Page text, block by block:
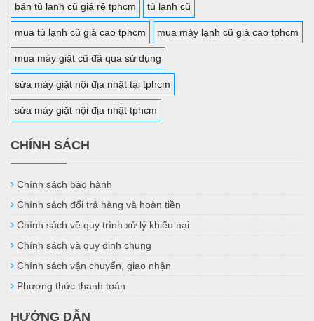
bán tủ lạnh cũ giá rẻ tphcm tủ lạnh cũ
mua tủ lạnh cũ giá cao tphcm mua máy lạnh cũ giá cao tphcm
mua máy giặt cũ đã qua sử dụng
sửa máy giặt nội địa nhật tại tphcm
sửa máy giặt nội địa nhật tphcm
CHÍNH SÁCH
Chính sách bảo hành
Chính sách đổi trả hàng và hoàn tiền
Chính sách về quy trình xử lý khiếu nại
Chính sách và quy định chung
Chính sách vận chuyển, giao nhận
Phương thức thanh toán
HƯỚNG DẪN